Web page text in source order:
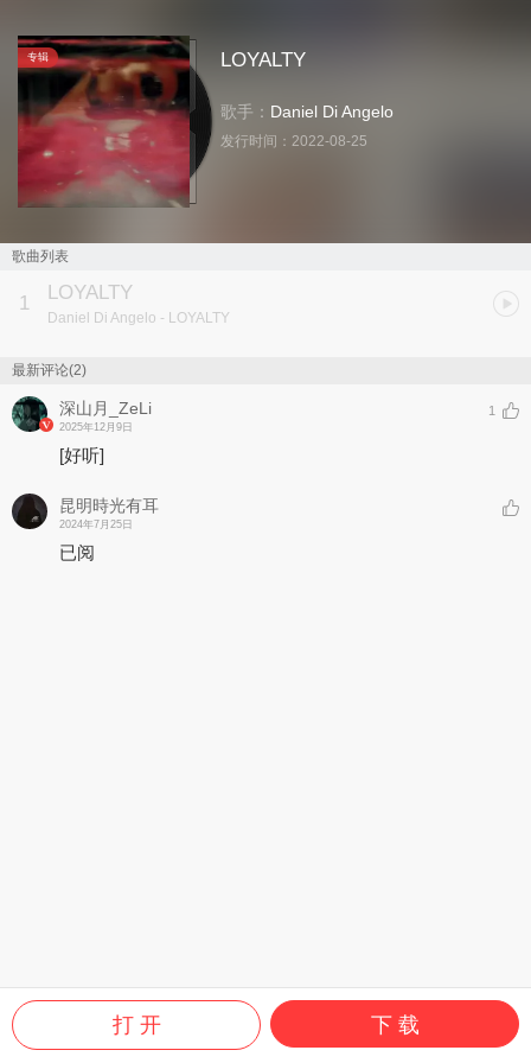
专辑 LOYALTY
歌手： Daniel Di Angelo
发行时间： 2022-08-25
歌曲列表
1 LOYALTY
Daniel Di Angelo - LOYALTY
最新评论(2)
深山月_ZeLi
2025年12月9日
1
[好听]
昆明時光有耳
2024年7月25日
已阅
打 开 下 载